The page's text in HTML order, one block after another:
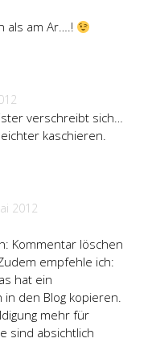
als am Ar….!
verschreibt sich…
kaschieren.
2012
Kommentar löschen
empfehle ich:
hat ein
den Blog kopieren.
mehr für
sind absichtlich